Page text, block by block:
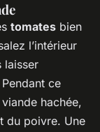
tomates bien
l’intérieur
laisser
ce
hachée,
du poivre. Une